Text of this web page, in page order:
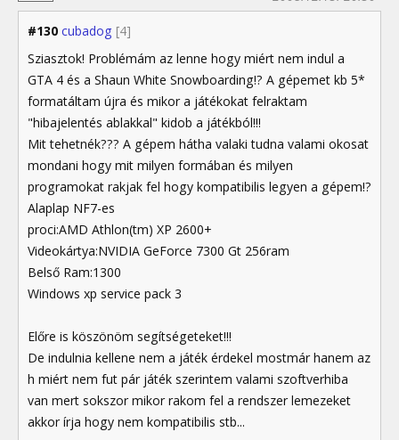
#130 cubadog [4]
Sziasztok! Problémám az lenne hogy miért nem indul a
GTA 4 és a Shaun White Snowboarding!? A gépemet kb 5*
formatáltam újra és mikor a játékokat felraktam
"hibajelentés ablakkal" kidob a játékból!!!
Mit tehetnék??? A gépem hátha valaki tudna valami okosat
mondani hogy mit milyen formában és milyen
programokat rakjak fel hogy kompatibilis legyen a gépem!?
Alaplap NF7-es
proci:AMD Athlon(tm) XP 2600+
Videokártya:NVIDIA GeForce 7300 Gt 256ram
Belső Ram:1300
Windows xp service pack 3
Előre is köszönöm segítségeteket!!!
De indulnia kellene nem a játék érdekel mostmár hanem az
h miért nem fut pár játék szerintem valami szoftverhiba
van mert sokszor mikor rakom fel a rendszer lemezeket
akkor írja hogy nem kompatibilis stb...